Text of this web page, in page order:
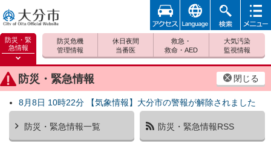
大分市
防災・緊
急情報
防災緊
急情報
を開く
防災・緊急情報 閉じる
8月8日 10時22分 【気象情報】大分市の警報が解除されました
防災・緊急情報一覧 防災・緊急情報RSS
防災危機
管理情報
休日夜間
当番医
救急・
救命・AED
大気汚染
監視情報
アクセ
ス
foreign 検索
メニュ